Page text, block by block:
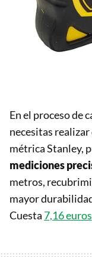
En el proceso de
necesitas
métrica Stanley,
mediciones
metros,
mayor
Cuesta 7,16 euros